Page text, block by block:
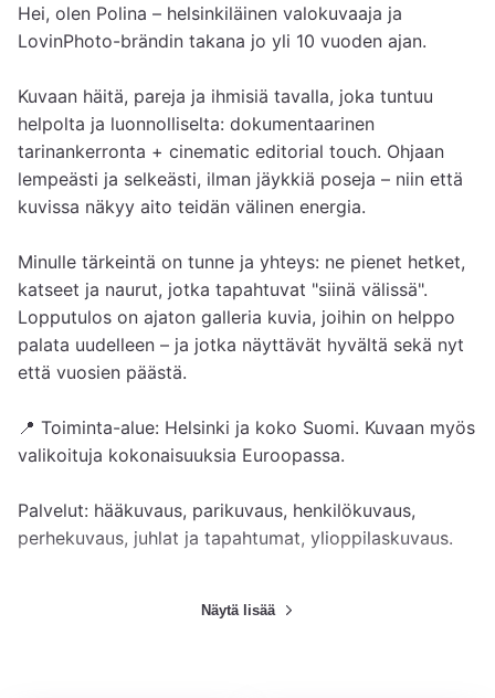
Hei, olen Polina – helsinkiläinen valokuvaaja ja
LovinPhoto-brändin takana jo yli 10 vuoden ajan.
Kuvaan häitä, pareja ja ihmisiä tavalla, joka tuntuu
helpolta ja luonnolliselta: dokumentaarinen
tarinankerronta + cinematic editorial touch. Ohjaan
lempeästi ja selkeästi, ilman jäykkiä poseja – niin että
kuvissa näkyy aito teidän välinen energia.
Minulle tärkeintä on tunne ja yhteys: ne pienet hetket,
katseet ja naurut, jotka tapahtuvat "siinä välissä".
Lopputulos on ajaton galleria kuvia, joihin on helppo
palata uudelleen – ja jotka näyttävät hyvältä sekä nyt
että vuosien päästä.
📍 Toiminta-alue: Helsinki ja koko Suomi. Kuvaan myös
valikoituja kokonaisuuksia Euroopassa.
Palvelut: hääkuvaus, parikuvaus, henkilökuvaus,
perhekuvaus, juhlat ja tapahtumat, ylioppilaskuvaus.
Näytä lisää